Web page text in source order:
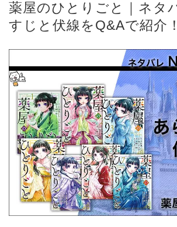
薬屋のひとりごと｜ネタ
すじと伏線をQ&Aで紹介